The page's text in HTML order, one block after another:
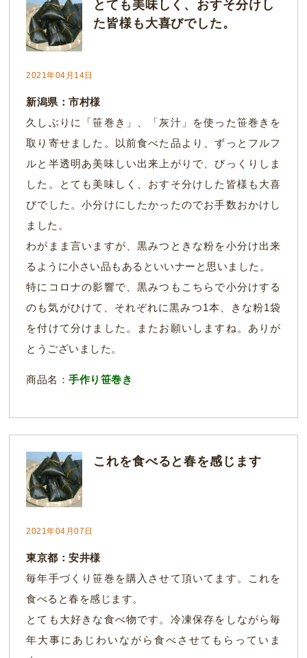
とても美味しく、おすそ分けし
た皆様も大喜びでした。
2021年04月14日
新潟県：市村様
久しぶりに「笹巻き」、「灰汁」を使った笹巻きを
取り寄せました。以前食べた品より、ずっとフルフ
ルと半透明あ美味しい出来上がりで、びっくりしま
した。とても美味しく、おすそ分けした皆様も大喜
びでした。小分けにしたかったのでお手数おかけし
ました。
わがまま言いますが、黒みつときな粉を小分け出来
るように小さい品もあるといいナーと思いました。
特にコロナの影響で、黒みつもこちらで小分けする
のも気がひけて、それぞれに黒みつ1本、きな粉1袋
を付けて分けました。またお願いしますね。ありが
とうございました。
商品名：手作り笹巻き
これを食べると春を感じます
2021年04月07日
東京都：安井様
毎年手づくり笹巻を購入させて頂いてます。これを
食べると春を感じます。
とても大好きな食べ物です。冷凍保存をしながら毎
年大事にあじわいながら食べさせてもらっていま